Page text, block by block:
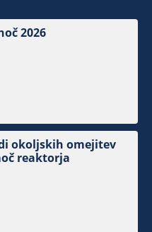
2026
okoljskih omejitev
reaktorja